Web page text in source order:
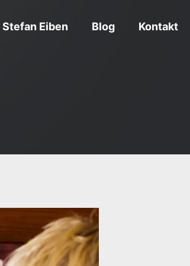
Stefan Eiben Blog Kontakt